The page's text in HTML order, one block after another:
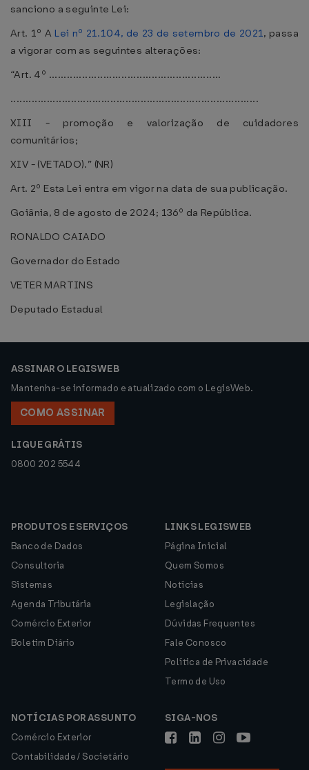
sanciono a seguinte Lei:
Art. 1º A Lei nº 21.104, de 23 de setembro de 2021, passa
a vigorar com as seguintes alterações:
“Art. 4º .........................................................
..................................................................................
XIII - promoção e valorização de cuidadores
comunitários;
XIV - (VETADO).” (NR)
Art. 2º Esta Lei entra em vigor na data de sua publicação.
Goiânia, 8 de agosto de 2024; 136º da República.
RONALDO CAIADO
Governador do Estado
VETER MARTINS
Deputado Estadual
ASSINAR O LEGISWEB
Mantenha-se informado e atualizado com o LegisWeb.
COMO ASSINAR
LIGUE GRÁTIS
0800 202 5544
PRODUTOS E SERVIÇOS
Banco de Dados
Consultoria
Sistemas
Agenda Tributária
Comércio Exterior
Boletim Diário
LINKS LEGISWEB
Página Inicial
Quem Somos
Notícias
Legislação
Dúvidas Frequentes
Fale Conosco
Política de Privacidade
Termo de Uso
NOTÍCIAS POR ASSUNTO
Comércio Exterior
Contabilidade / Societário
SIGA-NOS